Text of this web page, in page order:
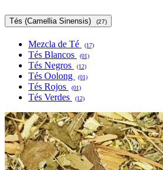
Tés (Camellia Sinensis) (27)
Mezcla de Té (17)
Tés Blancos (01)
Tés Negros (12)
Tés Oolong (01)
Tés Rojos (01)
Tés Verdes (12)